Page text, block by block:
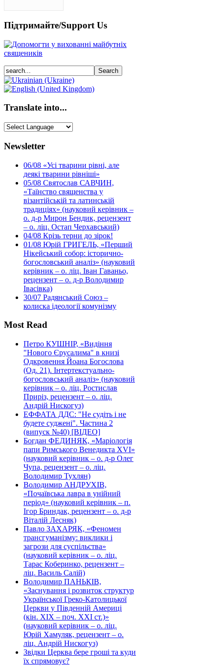
Підтримайте/Support Us
Translate into...
Newsletter
06/08 «Усі тварини рівні, але
деякі тварини рівніші»
05/08 Святослав САВЧИН,
«Таїнство священства у
візантійській та латинській
традиціях» (науковий керівник –
о. д-р Мирон Бендик, рецензент
– о. ліц. Остап Черхавський)
04/08 Крізь терни до зірок!
01/08 Юрій ГРИГЕЛЬ, «Перший
Нікейський собор: історично-
богословський аналіз» (науковий
керівник – о. ліц. Іван Гаваньо,
рецензент – о. д-р Володимир
Івасівка)
30/07 Радянський Союз –
колиска ідеології комунізму
Most Read
Петро КУШНІР, «Видіння
"Нового Єрусалима" в книзі
Одкровення Йоана Богослова
(Од. 21). Інтертекстуально-
богословський аналіз» (науковий
керівник – о. ліц. Ростислав
Приріз, рецензент – о. ліц.
Андрій Нискогуз)
ЕФФАТА ДДС: "Не судіть і не
будете суджені". Частина 2
(випуск №40) [ВІДЕО]
Богдан ФЕДИНЯК, «Маріологія
папи Римського Венедикта XVI»
(науковий керівник – о. д-р Олег
Чупа, рецензент – о. ліц.
Володимир Тухлян)
Володимир АНДРУХІВ,
«Почаївська лавра в унійний
період» (науковий керівник – п.
Ігор Бриндак, рецензент – о. д-р
Віталій Лесняк)
Павло ЗАХАРЯК, «Феномен
трансгуманізму: виклики і
загрози для суспільства»
(науковий керівник – о. ліц.
Тарас Коберинко, рецензент –
ліц. Василь Салій)
Володимир ПАНЬКІВ,
«Заснування і розвиток структур
Української Греко-Католицької
Церкви у Південній Америці
(кін. ХІХ – поч. ХХІ ст.)»
(науковий керівник – о. ліц.
Юрій Хамуляк, рецензент – о.
ліц. Андрій Нискогуз)
Звідки Церква бере гроші та куди
їх спрямовує?